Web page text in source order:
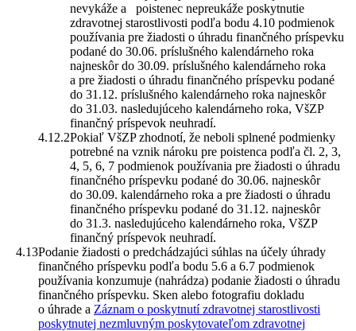
nevykáže a poistenec nepreukáže poskytnutie
zdravotnej starostlivosti podľa bodu 4.10 podmienok
používania pre žiadosti o úhradu finančného príspevku
podané do 30.06. príslušného kalendárneho roka
najneskôr do 30.09. príslušného kalendárneho roka
a pre žiadosti o úhradu finančného príspevku podané
do 31.12. príslušného kalendárneho roka najneskôr
do 31.03. nasledujúceho kalendárneho roka, VšZP
finančný príspevok neuhradí.
Pokiaľ VšZP zhodnotí, že neboli splnené podmienky
potrebné na vznik nároku pre poistenca podľa čl. 2, 3,
4, 5, 6, 7 podmienok používania pre žiadosti o úhradu
finančného príspevku podané do 30.06. najneskôr
do 30.09. kalendárneho roka a pre žiadosti o úhradu
finančného príspevku podané do 31.12. najneskôr
do 31.3. nasledujúceho kalendárneho roka, VšZP
finančný príspevok neuhradí.
Podanie žiadosti o predchádzajúci súhlas na účely úhrady
finančného príspevku podľa bodu 5.6 a 6.7 podmienok
používania konzumuje (nahrádza) podanie žiadosti o úhradu
finančného príspevku. Sken alebo fotografiu dokladu
o úhrade a Záznam o poskytnutí zdravotnej starostlivosti
poskytnutej nezmluvným poskytovateľom zdravotnej